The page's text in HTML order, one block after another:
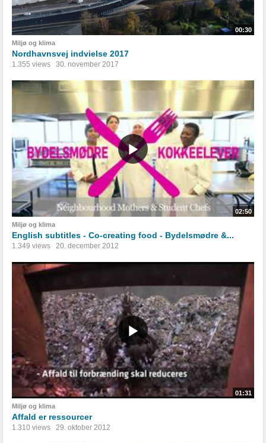
00:30
Miljø og klima
Nordhavnsvej indvielse 2017
1.355 views 30. november 2017
02:50
Miljø og klima
English subtitles - Co-creating food - Bydelsmødre &...
1.349 views 20. december 2012
01:31
Miljø og klima
Affald er ressourcer
1.310 views 29. oktober 2012